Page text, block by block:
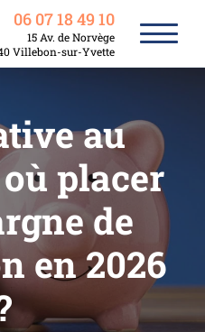
06 07 18 49 10
15 Av. de Norvège
Villebon-sur-Yvette
au
placer
de
en 2026